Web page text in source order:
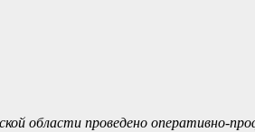
области проведено оперативно-